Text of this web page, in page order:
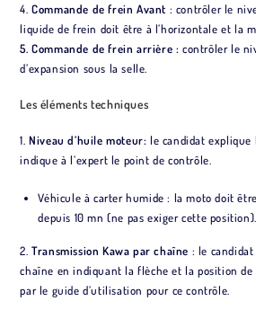
4.Commande de frein Avant : contrôler le
liquide de frein doit être à l’horizontale et la
5. Commande de frein arrière : contrôler le
d’expansion sous la selle.
Les éléments techniques
1.Niveau d’huile moteur: le candidat explique
indique à l’expert le point de contrôle.
Véhicule à carter humide : la moto doit
depuis 10 mn (ne pas exiger cette position).
2.Transmission Kawa par chaîne : le
chaîne en indiquant la flèche et la position de
par le guide d’utilisation pour ce contrôle.